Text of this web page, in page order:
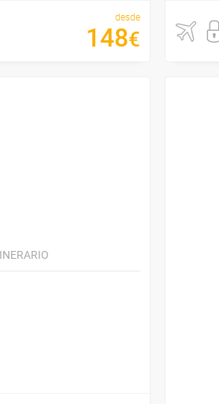
desde
148€